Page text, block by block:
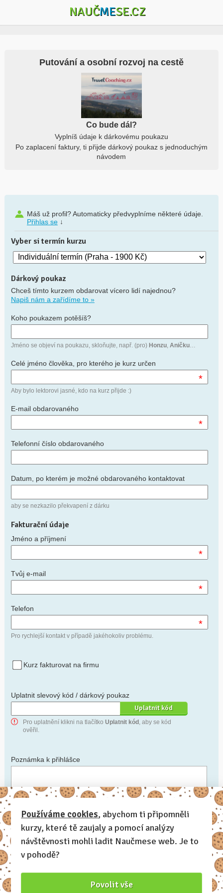
NAUČMESE.CZ
Putování a osobní rozvoj na cestě
Co bude dál?
Vyplníš údaje k dárkovému poukazu
Po zaplacení faktury, ti přijde dárkový poukaz s jednoduchým
návodem
Máš už profil? Automaticky předvyplníme některé údaje.
Přihlas se↓
Vyber si termín kurzu
Dárkový poukaz
Chceš tímto kurzem obdarovat vícero lidí najednou?
Napiš nám a zařídíme to »
Koho poukazem potěšíš?
Jméno se objeví na poukazu, skloňujte, např. (pro) Honzu, Aničku…
Celé jméno člověka, pro kterého je kurz určen
*
Aby bylo lektorovi jasné, kdo na kurz přijde :)
E-mail obdarovaného
*
Telefonní číslo obdarovaného
Datum, po kterém je možné obdarovaného kontaktovat
aby se nezkazilo překvapení z dárku
Fakturační údaje
Jméno a příjmení
*
Tvůj e-mail
*
Telefon
*
Pro rychlejší kontakt v případě jakéhokoliv problému.
Kurz fakturovat na firmu
Uplatnit slevový kód / dárkový poukaz
Pro uplatnění klikni na tlačítko Uplatnit kód , aby se kód
ověřil.
Poznámka k přihlášce
Chceš-li se na cokoli zeptat, nebo ke své přihlášce poznamenat.
Anonymní profil – odesláním přihlášky se automaticky
vytvoří tvůj profil na Naučmese. Zatrhni tuto volbu a profil
bude skrytý.
Chci dostávat Naučmese newsletter
Používáme cookies, abychom ti připomněli
kurzy, které tě zaujaly a pomocí analýzy
návštěvnosti mohli ladit Naučmese web. Je to
v pohodě?
Povolit vše